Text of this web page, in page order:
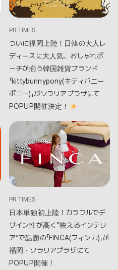
PR TIMES
ついに福岡上陸！日韓の大人レ
ディースに大人気、おしゃれポ
ーチが揃う韓国雑貨ブランド
「kittybunnypony(キティバニー
ポニー)」がソラリアプラザにて
POPUP開催決定！
PR TIMES
日本単独初上陸！カラフルでデ
ザイン性が高く”映えるインテリ
ア”で話題の「FINCA(フィンカ)」が
福岡・ソラリアプラザにて
POPUP開催！